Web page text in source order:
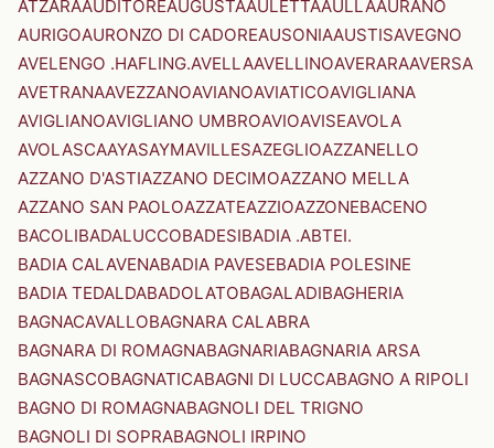
ATZARAAUDITOREAUGUSTAAULETTAAULLAAURANO
AURIGOAURONZO DI CADOREAUSONIAAUSTISAVEGNO
AVELENGO .HAFLING.AVELLAAVELLINOAVERARAAVERSA
AVETRANAAVEZZANOAVIANOAVIATICOAVIGLIANA
AVIGLIANOAVIGLIANO UMBROAVIOAVISEAVOLA
AVOLASCAAYASAYMAVILLESAZEGLIOAZZANELLO
AZZANO D'ASTIAZZANO DECIMOAZZANO MELLA
AZZANO SAN PAOLOAZZATEAZZIOAZZONEBACENO
BACOLIBADALUCCOBADESIBADIA .ABTEI.
BADIA CALAVENABADIA PAVESEBADIA POLESINE
BADIA TEDALDABADOLATOBAGALADIBAGHERIA
BAGNACAVALLOBAGNARA CALABRA
BAGNARA DI ROMAGNABAGNARIABAGNARIA ARSA
BAGNASCOBAGNATICABAGNI DI LUCCABAGNO A RIPOLI
BAGNO DI ROMAGNABAGNOLI DEL TRIGNO
BAGNOLI DI SOPRABAGNOLI IRPINO